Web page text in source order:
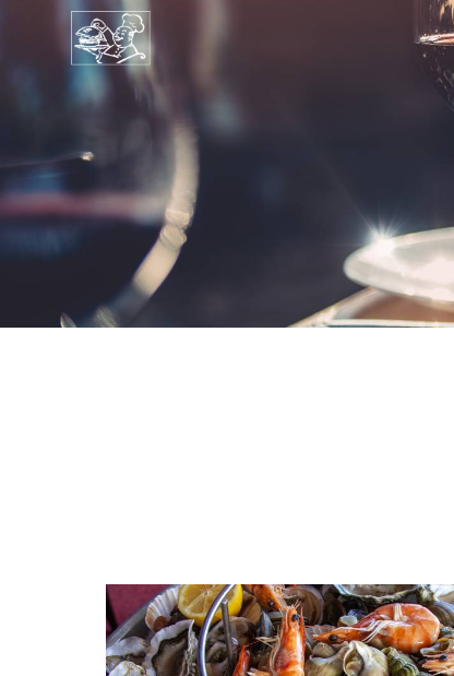
Panneau de gestion des cookies